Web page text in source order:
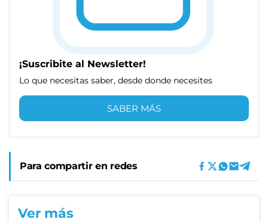
¡Suscribite al Newsletter!
Lo que necesitas saber, desde donde necesites
SABER MÁS
Para compartir en redes
Ver más